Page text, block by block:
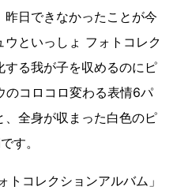
日できなかったことが今
といっしょ フォトコレク
する我が子を収めるのにピ
のコロコロ変わる表情6パ
、全身が収まった白色のピ
す。
コレクションアルバム」